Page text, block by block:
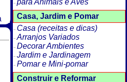
Casa, Jardim e Pomar
Casa (receitas e dicas)
Arranjos Variados
Decorar Ambientes
Jardim e Jardinagem
Pomar e Mini-pomar
Construir e Reformar